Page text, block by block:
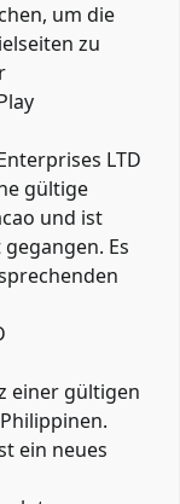
um die
zu
LTD
gültige
und ist
Es
einer gültigen
ein neues